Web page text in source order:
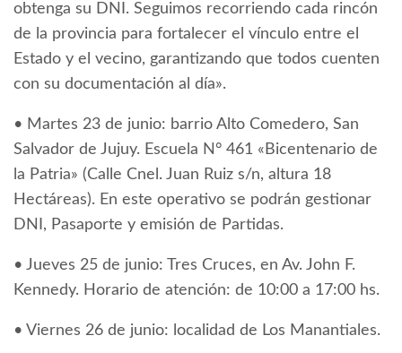
obtenga su DNI. Seguimos recorriendo cada rincón
de la provincia para fortalecer el vínculo entre el
Estado y el vecino, garantizando que todos cuenten
con su documentación al día».
• Martes 23 de junio: barrio Alto Comedero, San
Salvador de Jujuy. Escuela N° 461 «Bicentenario de
la Patria» (Calle Cnel. Juan Ruiz s/n, altura 18
Hectáreas). En este operativo se podrán gestionar
DNI, Pasaporte y emisión de Partidas.
• Jueves 25 de junio: Tres Cruces, en Av. John F.
Kennedy. Horario de atención: de 10:00 a 17:00 hs.
• Viernes 26 de junio: localidad de Los Manantiales.